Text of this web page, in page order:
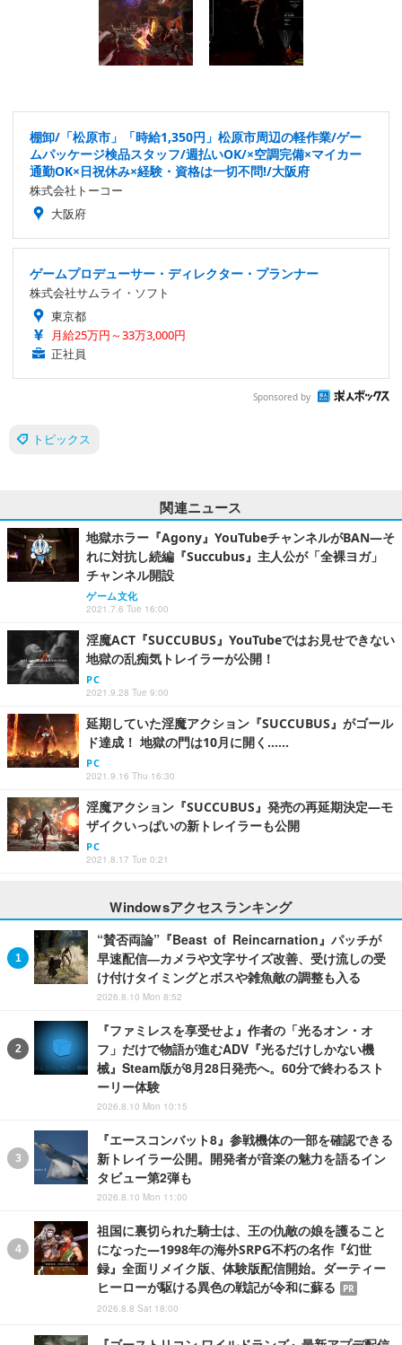
棚卸/「松原市」「時給1,350円」松原市周辺の軽作業/ゲー
ムパッケージ検品スタッフ/週払いOK/×空調完備×マイカー
通勤OK×日祝休み×経験・資格は一切不問!/大阪府
株式会社トーコー
大阪府
ゲームプロデューサー・ディレクター・プランナー
株式会社サムライ・ソフト
東京都
月給25万円～33万3,000円
正社員
Sponsored by
トピックス
関連ニュース
地獄ホラー『Agony』YouTubeチャンネルがBAN―そ
れに対抗し続編『Succubus』主人公が「全裸ヨガ」
チャンネル開設
ゲーム文化
2021.7.6 Tue 16:00
淫魔ACT『SUCCUBUS』YouTubeではお見せできない
地獄の乱痴気トレイラーが公開！
PC
2021.9.28 Tue 9:00
延期していた淫魔アクション『SUCCUBUS』がゴール
ド達成！ 地獄の門は10月に開く……
PC
2021.9.16 Thu 16:30
淫魔アクション『SUCCUBUS』発売の再延期決定―モ
ザイクいっぱいの新トレイラーも公開
PC
2021.8.17 Tue 0:21
Windowsアクセスランキング
“賛否両論”『Beast of Reincarnation』パッチが
早速配信―カメラや文字サイズ改善、受け流しの受
け付けタイミングとボスや雑魚敵の調整も入る
2026.8.10 Mon 8:52
『ファミレスを享受せよ』作者の「光るオン・オ
フ」だけで物語が進むADV『光るだけしかない機
械』Steam版が8月28日発売へ。60分で終わるスト
ーリー体験
2026.8.10 Mon 10:15
『エースコンバット8』参戦機体の一部を確認できる
新トレイラー公開。開発者が音楽の魅力を語るイン
タビュー第2弾も
2026.8.10 Mon 11:00
祖国に裏切られた騎士は、王の仇敵の娘を護ること
になった―1998年の海外SRPG不朽の名作『幻世
録』全面リメイク版、体験版配信開始。ダーティー
ヒーローが駆ける異色の戦記が令和に蘇る
PR
2026.8.8 Sat 18:00